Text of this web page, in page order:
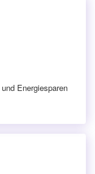
Energiesparen